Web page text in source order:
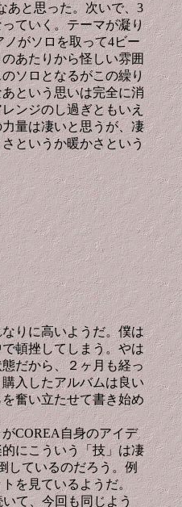
と思った。次いで、3
ていく。テーマが凝り
がソロを取って4ビー
あたりから怪しい雰囲
ソロとなるがこの繰り
という思いは完全に消
ンジのし過ぎともいえ
量は凄いと思うが、凄
というか暖かさという
りに高いようだ。僕は
頓挫してしまう。やは
だから、２ヶ月も経っ
入したアルバムは良い
奮い立たせて書き始め
COREA自身のアイデ
にこういう「技」は凄
しているのだろう。例
を見ているようだ。
いて、今回も同じよう